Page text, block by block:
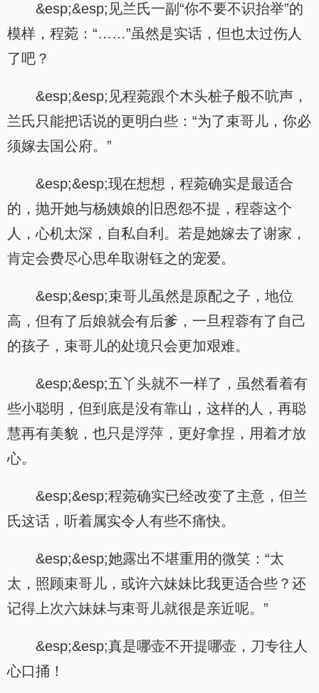
&esp;&esp;见兰氏一副“你不要不识抬举”的
模样，程菀：“……”虽然是实话，但也太过伤人
了吧？
&esp;&esp;见程菀跟个木头桩子般不吭声，
兰氏只能把话说的更明白些：“为了束哥儿，你必
须嫁去国公府。”
&esp;&esp;现在想想，程菀确实是最适合
的，抛开她与杨姨娘的旧恩怨不提，程蓉这个
人，心机太深，自私自利。若是她嫁去了谢家，
肯定会费尽心思牟取谢钰之的宠爱。
&esp;&esp;束哥儿虽然是原配之子，地位
高，但有了后娘就会有后爹，一旦程蓉有了自己
的孩子，束哥儿的处境只会更加艰难。
&esp;&esp;五丫头就不一样了，虽然看着有
些小聪明，但到底是没有靠山，这样的人，再聪
慧再有美貌，也只是浮萍，更好拿捏，用着才放
心。
&esp;&esp;程菀确实已经改变了主意，但兰
氏这话，听着属实令人有些不痛快。
&esp;&esp;她露出不堪重用的微笑：“太
太，照顾束哥儿，或许六妹妹比我更适合些？还
记得上次六妹妹与束哥儿就很是亲近呢。”
&esp;&esp;真是哪壶不开提哪壶，刀专往人
心口捅！